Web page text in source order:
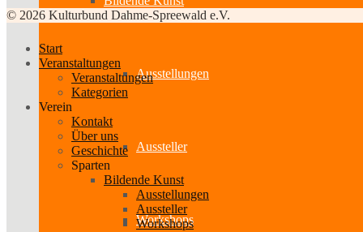
Ausstellungen
Aussteller
Workshops
© 2026 Kulturbund Dahme-Spreewald e.V.
Start
Veranstaltungen
Veranstaltungen
Kategorien
Verein
Kontakt
Über uns
Geschichte
Sparten
Bildende Kunst
Ausstellungen
Aussteller
Workshops